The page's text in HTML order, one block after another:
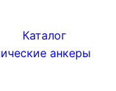
Каталог